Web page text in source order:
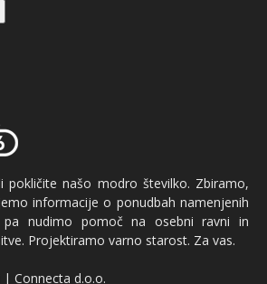
pokličite našo modro številko. Zbiramo,
informacije o ponudbah namenjenih
pa nudimo pomoč na osebni ravni in
Projektiramo varno starost. Za vas.
Connecta d.o.o.